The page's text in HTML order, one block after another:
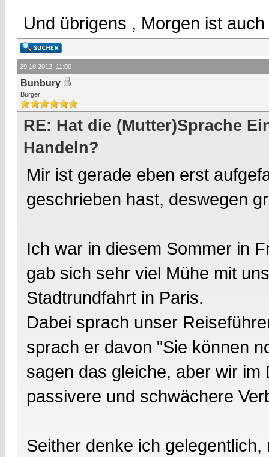
Und übrigens , Morgen ist
29.10.2012, 11:00
Bunbury
Bürger
RE: Hat die (Mutter)Sprache
Handeln?
Mir ist gerade eben erst
geschrieben hast, deswegen
Ich war in diesem Sommer in
gab sich sehr viel Mühe mit
Stadtrundfahrt in Paris.
Dabei sprach unser
sprach er davon "Sie können
sagen das gleiche, aber wir
passivere und schwächere
Seither denke ich